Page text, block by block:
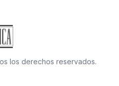
los derechos reservados.